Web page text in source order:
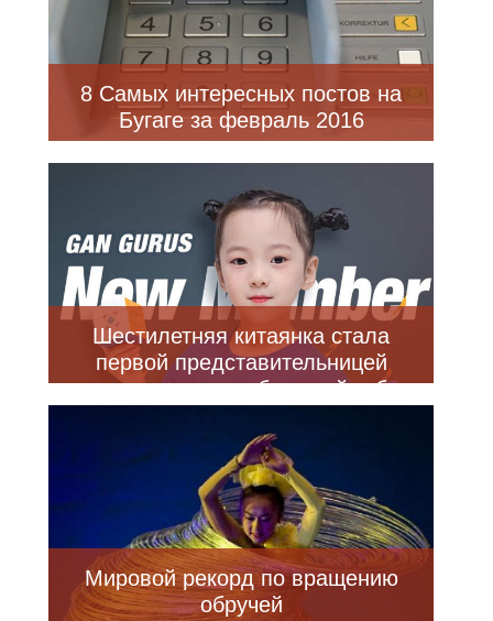
8 Самых интересных постов на
Бугаге за февраль 2016
Шестилетняя китаянка стала
первой представительницей
женского пола, собравшей кубик
(фото + видео)
Мировой рекорд по вращению
обручей